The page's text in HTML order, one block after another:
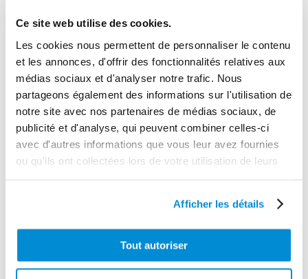
Ce site web utilise des cookies.
Les cookies nous permettent de personnaliser le contenu
et les annonces, d'offrir des fonctionnalités relatives aux
médias sociaux et d'analyser notre trafic. Nous
partageons également des informations sur l'utilisation de
notre site avec nos partenaires de médias sociaux, de
publicité et d'analyse, qui peuvent combiner celles-ci
avec d'autres informations que vous leur avez fournies
ou qu'ils ont collectées lors de votre utilisation de leurs
Afficher les détails
Tout autoriser
1 an
3284660414040
CES PRODUITS PEUVENT VOUS